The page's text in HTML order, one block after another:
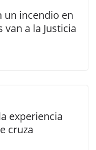
incendio en
van a la Justicia
experiencia
cruza